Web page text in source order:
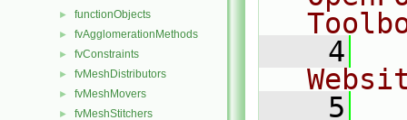
► functionObjects
► fvAgglomerationMethods
► fvConstraints
► fvMeshDistributors
► fvMeshMovers
► fvMeshStitchers
    4
    5